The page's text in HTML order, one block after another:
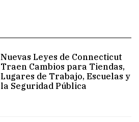
Nuevas Leyes de Connecticut
Traen Cambios para Tiendas,
Lugares de Trabajo, Escuelas y
la Seguridad Pública